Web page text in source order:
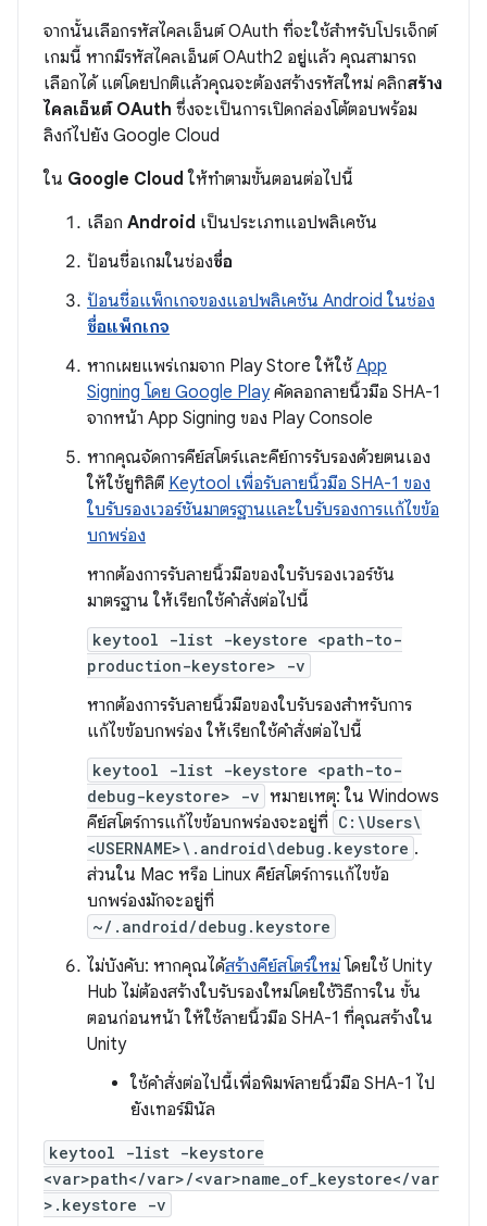
จากนั้นเลือกรหัสไคลเอ็นต์ OAuth ที่จะใช้สำหรับโปรเจ็กต์
เกมนี้ หากมีรหัสไคลเอ็นต์ OAuth2 อยู่แล้ว คุณสามารถ
เลือกได้ แต่โดยปกติแล้วคุณจะต้องสร้างรหัสใหม่ คลิกสร้าง
ไคลเอ็นต์ OAuth ซึ่งจะเป็นการเปิดกล่องโต้ตอบพร้อม
ลิงก์ไปยัง Google Cloud
ใน Google Cloud ให้ทำตามขั้นตอนต่อไปนี้
เลือก Android เป็นประเภทแอปพลิเคชัน
ป้อนชื่อเกมในช่องชื่อ
ป้อนชื่อแพ็กเกจของแอปพลิเคชัน Android ในช่อง
ชื่อแพ็กเกจ
หากเผยแพร่เกมจาก Play Store ให้ใช้App
Signing โดย Google Playคัดลอกลายนิ้วมือ SHA-1
จากหน้า App Signing ของ Play Console
หากคุณจัดการคีย์สโตร์และคีย์การรับรองด้วยตนเอง
ให้ใช้ยูทิลิตี Keytool เพื่อรับลายนิ้วมือ SHA-1 ของ
ใบรับรองเวอร์ชันมาตรฐานและใบรับรองการแก้ไขข้อ
บกพร่อง
หากต้องการรับลายนิ้วมือของใบรับรองเวอร์ชัน
มาตรฐาน ให้เรียกใช้คำสั่งต่อไปนี้
keytool -list -keystore <path-to-
production-keystore> -v
หากต้องการรับลายนิ้วมือของใบรับรองสำหรับการ
แก้ไขข้อบกพร่อง ให้เรียกใช้คำสั่งต่อไปนี้
keytool -list -keystore <path-to-
debug-keystore> -v หมายเหตุ: ใน Windows
คีย์สโตร์การแก้ไขข้อบกพร่องจะอยู่ที่ C:\Users\
<USERNAME>\.android\debug.keystore .
ส่วนใน Mac หรือ Linux คีย์สโตร์การแก้ไขข้อ
บกพร่องมักจะอยู่ที่
~/.android/debug.keystore
ไม่บังคับ: หากคุณได้สร้างคีย์สโตร์ใหม่โดยใช้ Unity
Hub ไม่ต้องสร้างใบรับรองใหม่โดยใช้วิธีการใน ขั้น
ตอนก่อนหน้า ให้ใช้ลายนิ้วมือ SHA-1 ที่คุณสร้างใน
Unity
ใช้คำสั่งต่อไปนี้เพื่อพิมพ์ลายนิ้วมือ SHA-1 ไป
ยังเทอร์มินัล
keytool -list -keystore
<var>path</var>/<var>name_of_keystore</var
>.keystore -v